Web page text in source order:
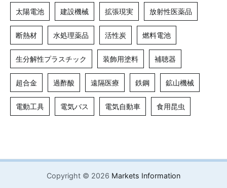
太陽電池 建設機械 拡張現実 放射性医薬品
断熱材 水処理薬品 活性炭 燃料電池
生分解性プラスチック 装飾用塗料 補聴器
超合金 過酢酸 遠隔医療 鉄鋼 鉱山機械
電動工具 電気バス 電気自動車 食用昆虫
Copyright © 2026 Markets Information